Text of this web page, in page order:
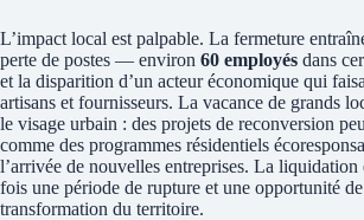
L’impact local est palpable. La fermeture
perte de postes — environ 60 employés dans
et la disparition d’un acteur économique qui
artisans et fournisseurs. La vacance de grands
le visage urbain : des projets de reconversion
comme des programmes résidentiels
l’arrivée de nouvelles entreprises. La liquidation
fois une période de rupture et une opportunité de
transformation du territoire.